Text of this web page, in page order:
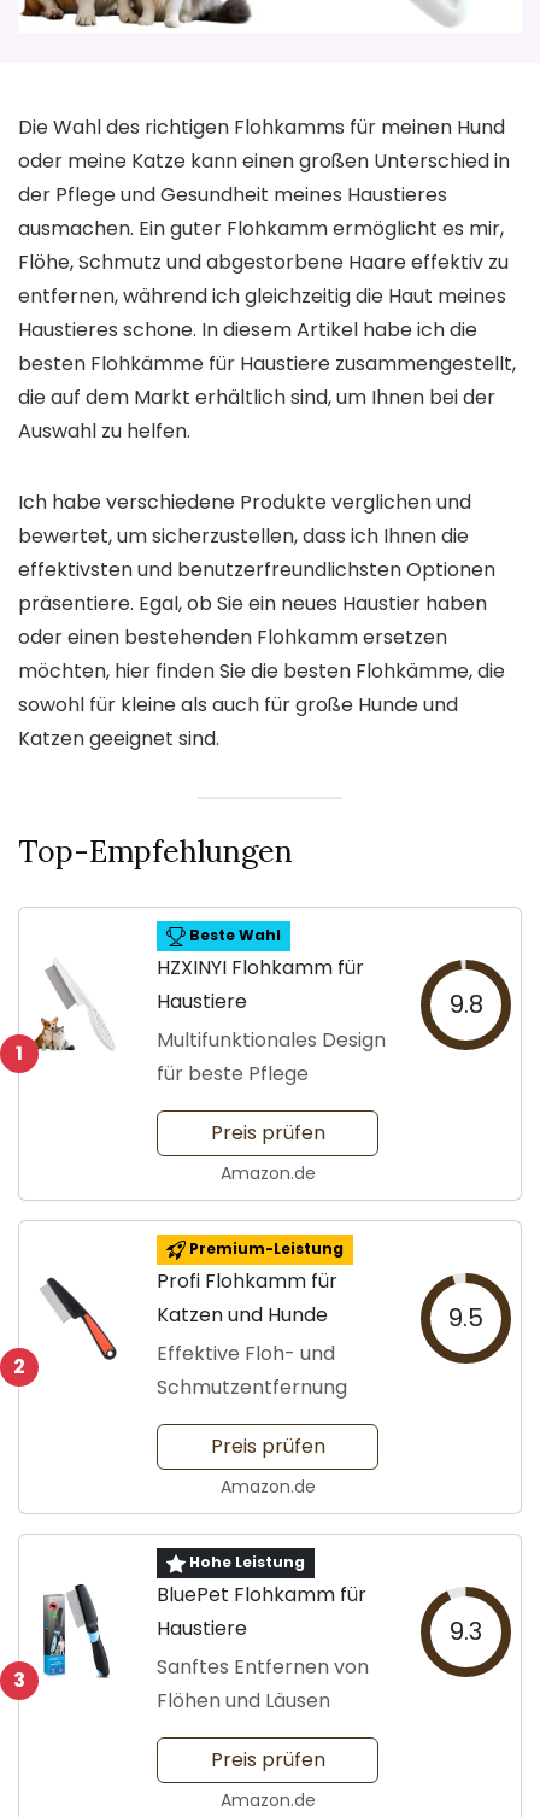
Die Wahl des richtigen Flohkamms für meinen Hund
oder meine Katze kann einen großen Unterschied in
der Pflege und Gesundheit meines Haustieres
ausmachen. Ein guter Flohkamm ermöglicht es mir,
Flöhe, Schmutz und abgestorbene Haare effektiv zu
entfernen, während ich gleichzeitig die Haut meines
Haustieres schone. In diesem Artikel habe ich die
besten Flohkämme für Haustiere zusammengestellt,
die auf dem Markt erhältlich sind, um Ihnen bei der
Auswahl zu helfen.
Ich habe verschiedene Produkte verglichen und
bewertet, um sicherzustellen, dass ich Ihnen die
effektivsten und benutzerfreundlichsten Optionen
präsentiere. Egal, ob Sie ein neues Haustier haben
oder einen bestehenden Flohkamm ersetzen
möchten, hier finden Sie die besten Flohkämme, die
sowohl für kleine als auch für große Hunde und
Katzen geeignet sind.
Top-Empfehlungen
1
Beste Wahl
HZXINYI Flohkamm für
Haustiere
Multifunktionales Design
für beste Pflege
9.8
Preis prüfen
Amazon.de
2
Premium-Leistung
Profi Flohkamm für
Katzen und Hunde
Effektive Floh- und
Schmutzentfernung
9.5
Preis prüfen
Amazon.de
3
Hohe Leistung
BluePet Flohkamm für
Haustiere
Sanftes Entfernen von
Flöhen und Läusen
9.3
Preis prüfen
Amazon.de